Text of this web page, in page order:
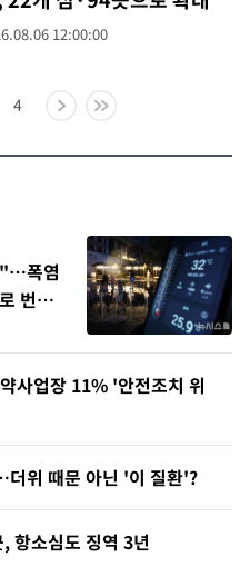
12:00:00
4
"…폭염
번지
사업장 11% '안전조치 위
위 때문 아닌 '이 질환'?
항소심도 징역 3년